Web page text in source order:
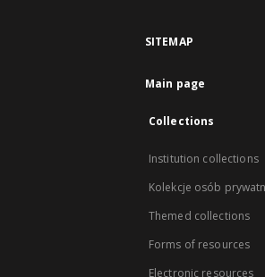
SITEMAP
Main page
Collections
Institution collections
Kolekcje osób
Themed collections
Forms of resources
Electronic resources